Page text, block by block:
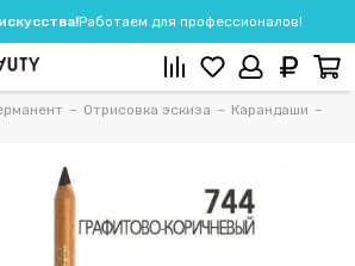
Работаем для профессионалов!
Отрисовка эскиза
Карандаши